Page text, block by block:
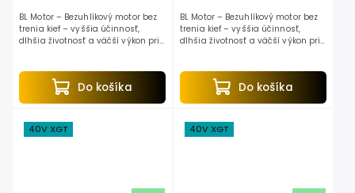
Do košíka
BL Motor – Bezuhlíkový motor bez
trenia kief – vyššia účinnosť,
dlhšia životnosť a väčší výkon pri
Do košíka
BL Motor – Bezuhlíkový motor bez
trenia kief – vyššia účinnosť,
dlhšia životnosť a väčší výkon pri
konštrukčné...
40V XGT 40V XGT